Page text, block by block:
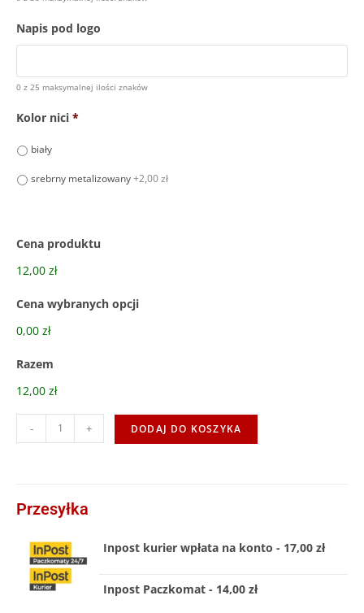
Napis pod logo
0 z 25 maksymalnej ilości znaków
Kolor nici *
biały
srebrny metalizowany+2,00 zł
Cena produktu
12,00 zł
Cena wybranych opcji
0,00 zł
Razem
12,00 zł
- + DODAJ DO KOSZYKA
Przesyłka
Inpost kurier wpłata na konto - 17,00 zł
Inpost Paczkomat - 14,00 zł